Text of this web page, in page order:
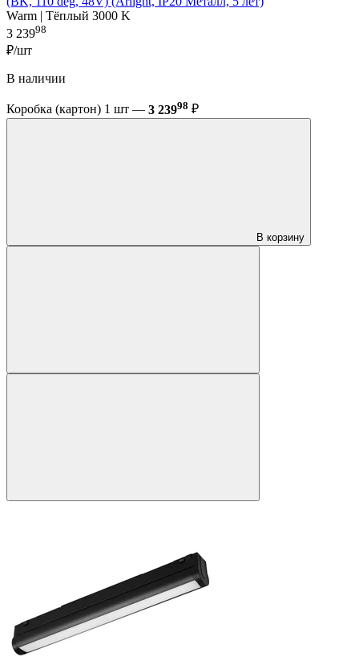
Warm | Тёплый 3000 K
3 23998
₽/шт
В наличии
Коробка (картон) 1 шт — 3 23998 ₽
В корзину